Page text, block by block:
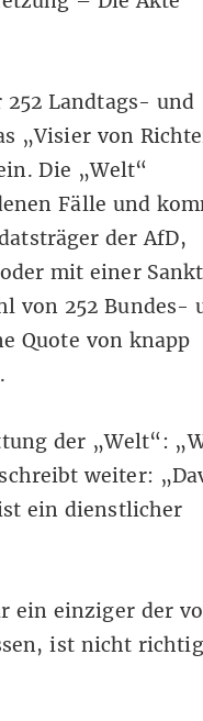
Landtags- und
„Visier von
Die „Welt“
Fälle und
der AfD,
mit einer
von 252 Bundes-
Quote von knapp
der „Welt“:
weiter:
ein dienstlicher
ein einziger der
ist nicht richtig